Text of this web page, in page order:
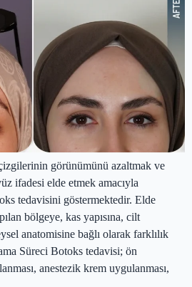
görünümünü azaltmak ve
ifadesi elde etmek amacıyla
tedavisini göstermektedir. Elde
bölgeye, kas yapısına, cilt
anatomisine bağlı olarak farklılık
Süreci Botoks tedavisi; ön
anestezik krem uygulanması,